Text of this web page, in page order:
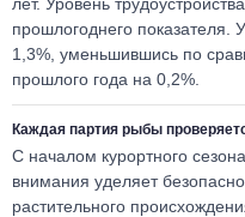
прошлогоднего показателя.
1,3%, уменьшившись по
прошлого года на 0,2%.
Каждая партия рыбы
С началом курортного
внимания уделяет
растительного